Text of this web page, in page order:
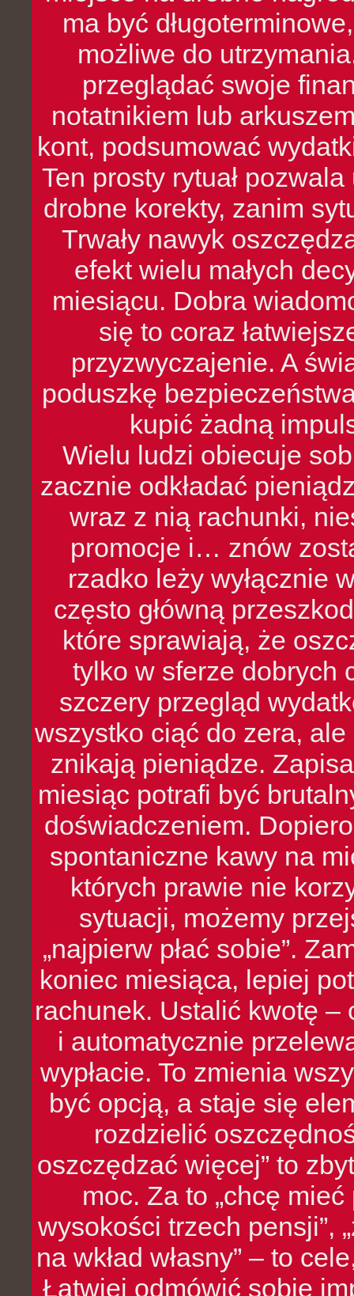
ma być
możliwe do
przeglądać swoje
notatnikiem lub
kont, podsumować
Ten prosty rytuał
drobne korekty, zanim
Trwały nawyk
efekt wielu małych
miesiącu. Dobra
się to coraz
przyzwyczajenie. A
poduszkę
kupić żadną
Wielu ludzi obiecuje
zacznie odkładać
wraz z nią rachunki,
promocje i… znów
rzadko leży wyłącznie
często główną
które sprawiają, że
tylko w sferze dobrych
szczery przegląd
wszystko ciąć do zera,
znikają pieniądze.
miesiąc potrafi być
doświadczeniem.
spontaniczne kawy na
których prawie nie
sytuacji, możemy
„najpierw płać sobie”.
koniec miesiąca, lepiej
rachunek. Ustalić kwotę
i automatycznie
wypłacie. To zmienia
być opcją, a staje się
rozdzielić
oszczędzać więcej” to
moc. Za to „chcę
wysokości trzech pensji”,
na wkład własny” – to
Łatwiej odmówić sobie